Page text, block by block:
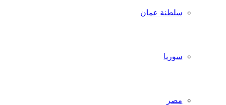
سلطنة عمان
سوريا
مصر